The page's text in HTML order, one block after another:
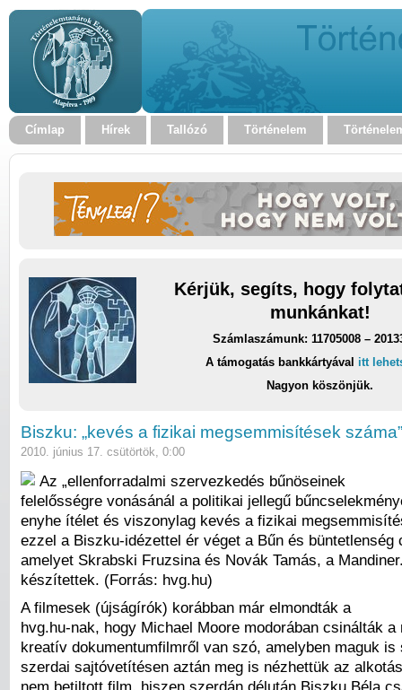
Címlap Hírek Tallózó Történelem
Kérjük, segíts, hogy
munkánkat!
Számlaszámunk: 11705008 –
A támogatás bankkártyával itt
Nagyon köszönjük.
Biszku: „kevés a fizikai megsemmisítések száma”
2010. június 17. csütörtök, 0:00
Az „ellenforradalmi szervezkedés bűnöseinek
felelősségre vonásánál a politikai jellegű
enyhe ítélet és viszonylag kevés a fizikai
ezzel a Biszku-idézettel ér véget a Bűn és büntetlenség
amelyet Skrabski Fruzsina és Novák Tamás, a
készítettek. (Forrás: hvg.hu)
A filmesek (újságírók) korábban már elmondták a
hvg.hu-nak, hogy Michael Moore modorában csinálták
kreatív dokumentumfilmről van szó, amelyben maguk is
szerdai sajtóvetítésen aztán meg is nézhettük az